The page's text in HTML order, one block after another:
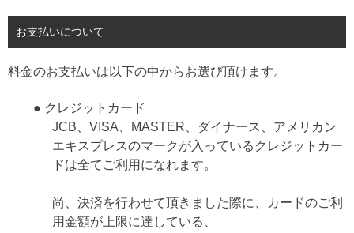
お支払いについて
料金のお支払いは以下の中からお選び頂けます。
● クレジットカード
JCB、VISA、MASTER、ダイナース、アメリカン
エキスプレスのマークが入っているクレジットカー
ドは全てご利用になれます。
尚、決済を行わせて頂きました際に、カードのご利
用金額が上限に達している、